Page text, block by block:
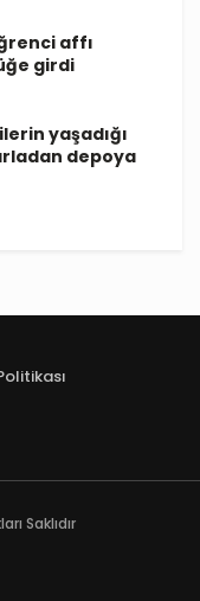
affı
girdi
yaşadığı
depoya
Saklıdır